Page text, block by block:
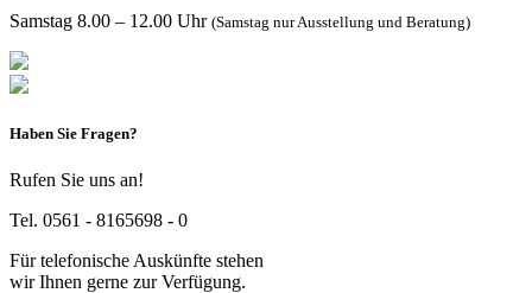
Samstag 8.00 – 12.00 Uhr (Samstag nur Ausstellung und Beratung)
Haben Sie Fragen?
Rufen Sie uns an!
Tel. 0561 - 8165698 - 0
Für telefonische Auskünfte stehen
wir Ihnen gerne zur Verfügung.